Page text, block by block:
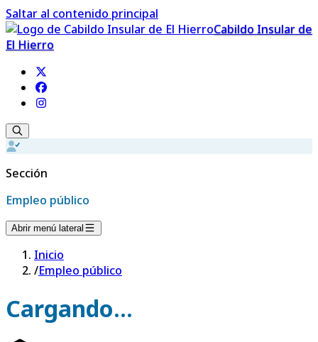
Saltar al contenido principal
Cabildo Insular de
El Hierro
Sección
Empleo público
Abrir menú lateral
Inicio
/Empleo público
Cargando...